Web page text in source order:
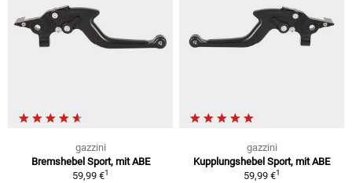
gazzini
Bremshebel Sport, mit ABE
59,99 €1
gazzini
Kupplungshebel Sport, mit ABE
59,99 €1